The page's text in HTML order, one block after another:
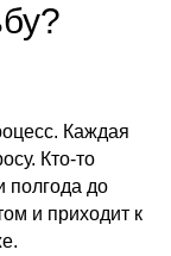
Каждая
Кто-то
полгода до
и приходит к